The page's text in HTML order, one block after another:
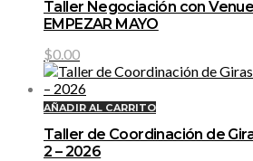
Taller Negociación con
EMPEZAR MAYO
$0.00
AÑADIR AL CARRITO
Taller de Coordinación de
2 – 2026